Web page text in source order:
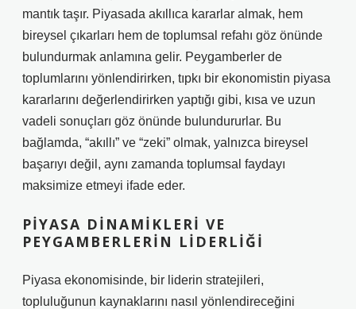
mantık taşır. Piyasada akıllıca kararlar almak, hem
bireysel çıkarları hem de toplumsal refahı göz önünde
bulundurmak anlamına gelir. Peygamberler de
toplumlarını yönlendirirken, tıpkı bir ekonomistin piyasa
kararlarını değerlendirirken yaptığı gibi, kısa ve uzun
vadeli sonuçları göz önünde bulundururlar. Bu
bağlamda, “akıllı” ve “zeki” olmak, yalnızca bireysel
başarıyı değil, aynı zamanda toplumsal faydayı
maksimize etmeyi ifade eder.
PIYASA DINAMIKLERI VE
PEYGAMBERLERIN LIDERLIĞI
Piyasa ekonomisinde, bir liderin stratejileri,
topluluğunun kaynaklarını nasıl yönlendireceğini